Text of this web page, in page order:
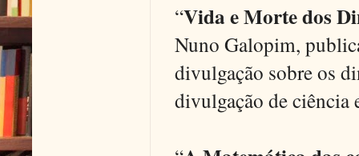
“Vida e Morte dos
Nuno Galopim,
divulgação sobre os
divulgação de ciência